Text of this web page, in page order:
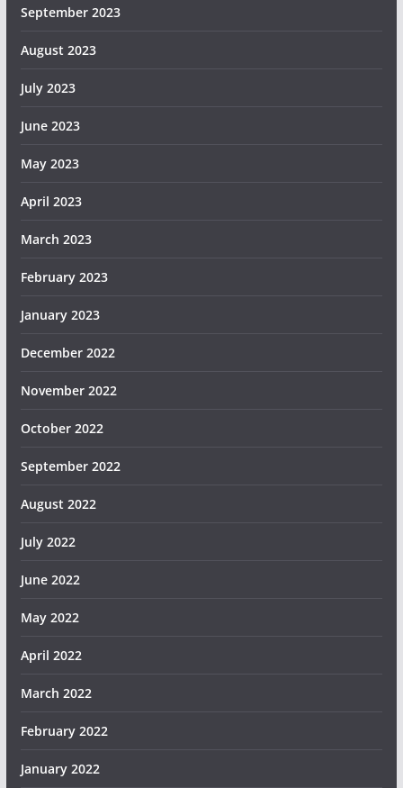
September 2023
August 2023
July 2023
June 2023
May 2023
April 2023
March 2023
February 2023
January 2023
December 2022
November 2022
October 2022
September 2022
August 2022
July 2022
June 2022
May 2022
April 2022
March 2022
February 2022
January 2022